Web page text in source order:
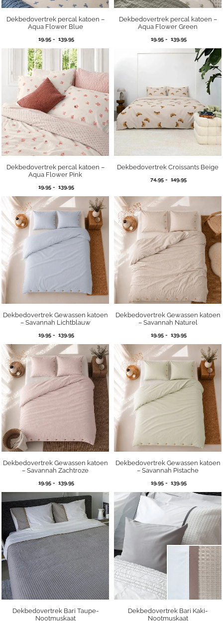
Dekbedovertrek percal katoen –
Aqua Flower Blue
19,95 - 139,95Prijsklasse:
tot
139,95
Dekbedovertrek percal katoen –
Aqua Flower Green
19,95 - 139,95Prijsklasse:
tot
139,95
Dekbedovertrek percal katoen –
Aqua Flower Pink
19,95 - 139,95Prijsklasse:
139,95
Dekbedovertrek Croissants Beige
74,95 - 149,95Prijsklasse:
tot
Dekbedovertrek Gewassen katoen
– Savannah Lichtblauw
19,95 - 139,95Prijsklasse:
139,95
Dekbedovertrek Gewassen katoen
– Savannah Naturel
19,95 - 139,95Prijsklasse:
139,95
Dekbedovertrek Gewassen katoen
– Savannah Zachtroze
19,95 - 139,95Prijsklasse:
tot
139,95
Dekbedovertrek Gewassen katoen
– Savannah Pistache
19,95 - 139,95Prijsklasse:
139,95
Dekbedovertrek Bari Taupe-
Nootmuskaat
Dekbedovertrek Bari Kaki-
Nootmuskaat